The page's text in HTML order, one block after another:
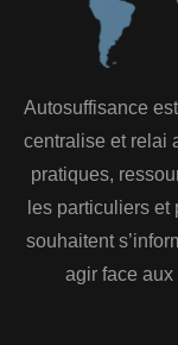
Autosuffisance
centralise et relai
pratiques,
les particuliers
souhaitent
agir face aux